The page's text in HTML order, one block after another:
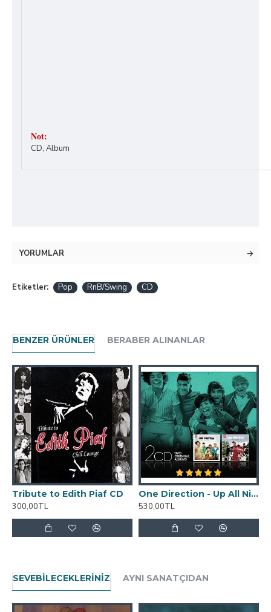
Not:
CD, Album
YORUMLAR
Etiketler: Pop RnB/Swing CD
BENZER ÜRÜNLER BERABER ALINANLAR
Tribute to Edith Piaf CD
300,00TL
One Direction - Up All Night / Take Me Home 2 CD Set
530,00TL
SEVEBILECEKLERINIZ AYNI SANATÇIDAN